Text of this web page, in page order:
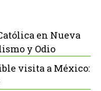
en Nueva
y Odio
visita a México: